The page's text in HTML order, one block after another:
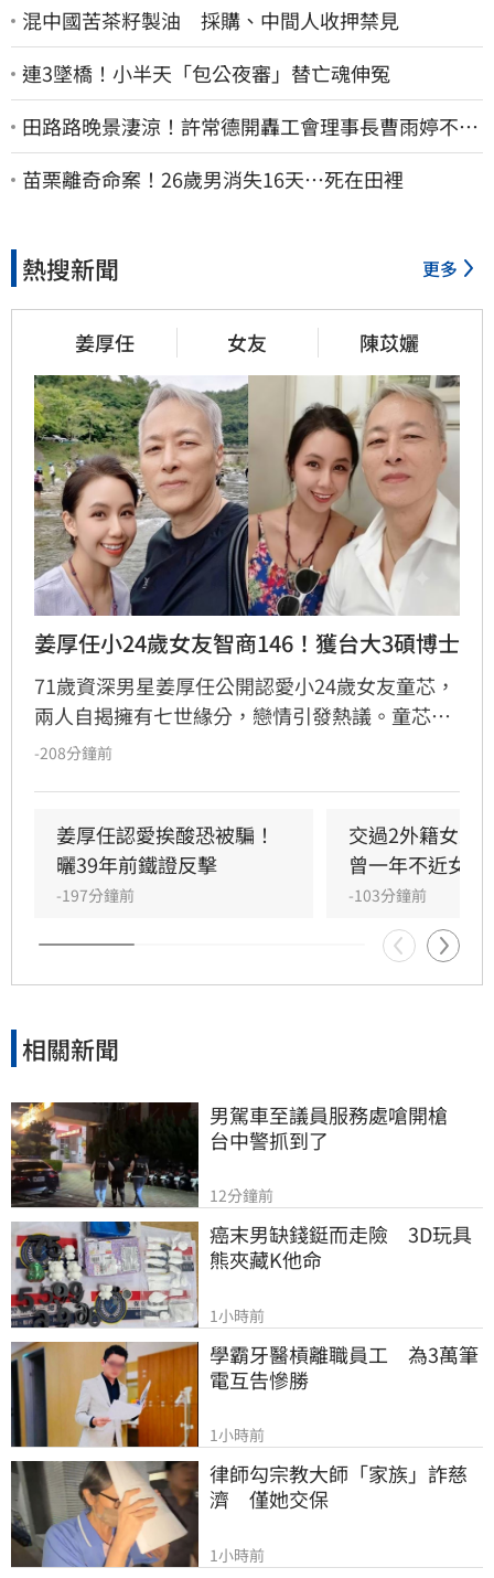
混中國苦茶籽製油 採購、中間人收押禁見
連3墜橋！小半天「包公夜審」替亡魂伸冤
田路路晚景淒涼！許常德開轟工會理事長曹雨婷不忍
了：別只包紅包慰問
苗栗離奇命案！26歲男消失16天…死在田裡
熱搜新聞 更多
姜厚任 女友 陳苡孋
姜厚任小24歲女友智商146！獲台大3碩博士
71歲資深男星姜厚任公開認愛小24歲女友童芯，
兩人自揭擁有七世緣分，戀情引發熱議。童芯被
譽為全方位學霸，擁有146高智商，不僅取得台
助管理跨領域資源，讓童芯專注研發。童芯除學
術成就外，還具備特殊靈性體驗，曾在廟宇創下
連續擲出42個聖筊的奇蹟。兩人超越傳統男女情
愛，以理性思維與能力互補模式，共同經營科
技、文化與農業事業，展開跨越世紀的合作使
命。
-208分鐘前
姜厚任認愛挨酸恐被騙！
曬39年前鐵證反擊
-197分鐘前
交過2外籍女友
曾一年不近女色
-103分鐘前
相關新聞
男駕車至議員服務處嗆開槍
台中警抓到了
12分鐘前
癌末男缺錢鋌而走險　3D玩具
熊夾藏K他命
1小時前
學霸牙醫槓離職員工　為3萬筆
電互告慘勝
1小時前
律師勾宗教大師「家族」詐慈
濟　僅她交保
1小時前